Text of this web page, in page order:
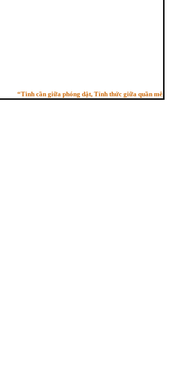
“Tinh cần giữa phóng dật, Tỉnh thức giữa quần mê, Người trí như